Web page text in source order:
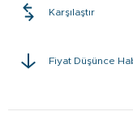
Karşılaştır
Fiyat Düşünce